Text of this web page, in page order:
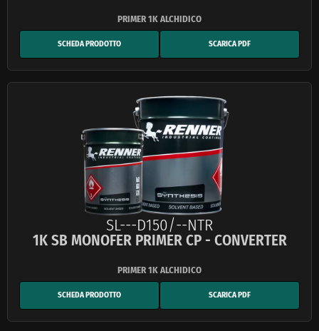
SCHEDA PRODOTTO SCARICA PDF
SL---D150/--NTR
1K SB MONOFER PRIMER CP - CONVERTER
SCHEDA PRODOTTO SCARICA PDF